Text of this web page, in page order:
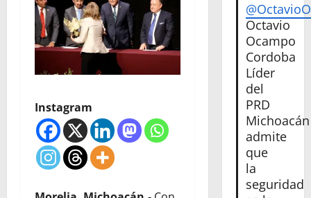
Instagram
Octavio
Ocampo
Cordoba
Líder
del
PRD
Michoacán
admite
que
la
seguridad